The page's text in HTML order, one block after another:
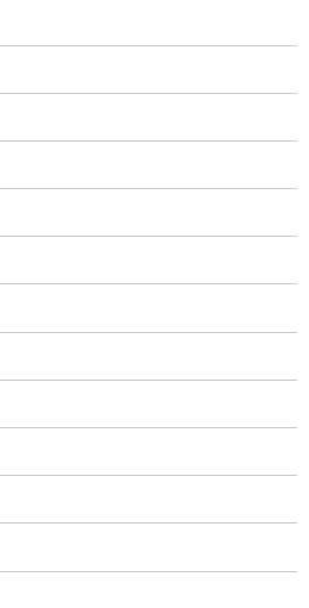
ブラックホール 攻略動画集
クホール 攻略動画集
ブラックホール 攻略動画集
」の「進撃のブラックホール 極ム
全く同じですが、生産コスト300円以
いという制限が加わり、これによ
なってしまいます。でも代わりに妨
ラを増やしたりすれば十分にスペー
それなりににゃんこの種類が揃っ
高いステージではありません。